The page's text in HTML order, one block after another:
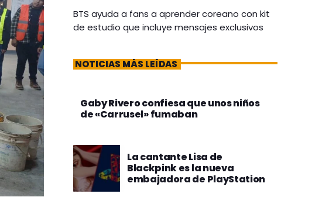
BTS ayuda a fans a aprender coreano con kit
de estudio que incluye mensajes exclusivos
NOTICIAS MÁS LEÍDAS
Gaby Rivero confiesa que unos niños
de «Carrusel» fumaban
La cantante Lisa de
Blackpink es la nueva
embajadora de PlayStation